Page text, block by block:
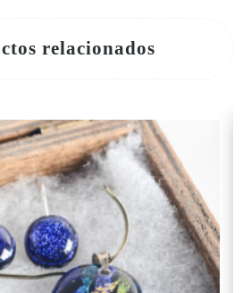
relacionados